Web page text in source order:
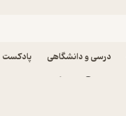
درسی و دانشگاهی پادکست